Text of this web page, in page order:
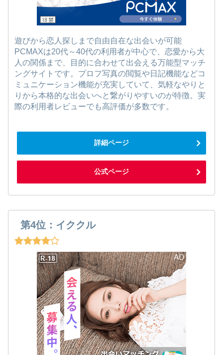
遊びから恋人探しまで自由自在な出会いが可能
PCMAXは20代～40代の利用者が中心で、恋愛から大
人の関係まで、目的に合わせて出会える万能型マッチ
ングサイトです。プロフ写真の閲覧や日記機能などコ
ミュニケーション機能が充実していて、気軽なやりと
りから本格的な出会いへと繋がりやすいのが特徴。実
際の利用者レビューでも高評価が多数です。
詳細ページ
公式ページ
第4位：イククル